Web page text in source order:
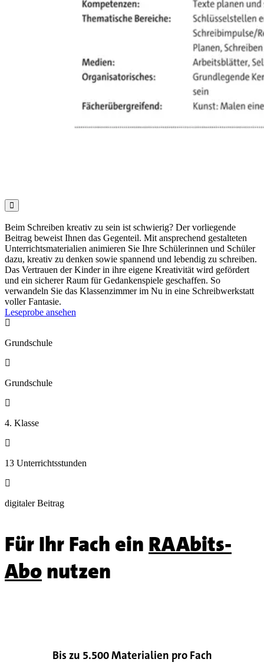

Beim Schreiben kreativ zu sein ist schwierig? Der vorliegende
Beitrag beweist Ihnen das Gegenteil. Mit ansprechend gestalteten
Unterrichtsmaterialien animieren Sie Ihre Schülerinnen und Schüler
dazu, kreativ zu denken sowie spannend und lebendig zu schreiben.
Das Vertrauen der Kinder in ihre eigene Kreativität wird gefördert
und ein sicherer Raum für Gedankenspiele geschaffen. So
verwandeln Sie das Klassenzimmer im Nu in eine Schreibwerkstatt
voller Fantasie.
Leseprobe ansehen

Grundschule

Grundschule

4. Klasse

13 Unterrichtsstunden

digitaler Beitrag
Für Ihr Fach ein RAAbits-
Abonutzen
Bis zu 5.500 Materialien pro Fach